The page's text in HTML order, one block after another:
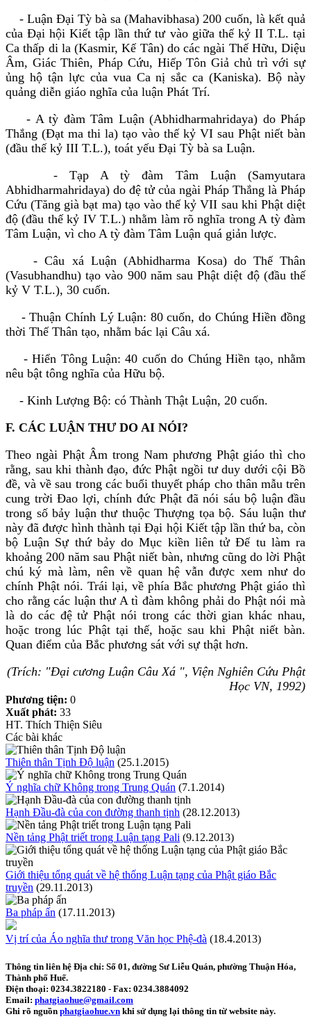
- Luận Ðại Tỳ bà sa (Mahavibhasa) 200 cuốn, là kết quả
của Ðại hội Kiết tập lần thứ tư vào giữa thế kỷ II T.L. tại
Ca thấp di la (Kasmir, Kế Tân) do các ngài Thế Hữu, Diệu
Âm, Giác Thiên, Pháp Cứu, Hiếp Tôn Giả chủ trì với sự
ủng hộ tận lực của vua Ca nị sắc ca (Kaniska). Bộ này
quảng diễn giáo nghĩa của luận Phát Trí.
- A tỳ đàm Tâm Luận (Abhidharmahridaya) do Pháp
Thắng (Ðạt ma thi la) tạo vào thế kỷ VI sau Phật niết bàn
(đầu thế kỷ III T.L.), toát yếu Ðại Tỳ bà sa Luận.
- Tạp A tỳ đàm Tâm Luận (Samyutara
Abhidharmahridaya) do đệ tử của ngài Pháp Thắng là Pháp
Cứu (Tăng già bạt ma) tạo vào thế kỷ VII sau khi Phật diệt
độ (đầu thế kỷ IV T.L.) nhằm làm rõ nghĩa trong A tỳ đàm
Tâm Luận, vì cho A tỳ đàm Tâm Luận quá giản lược.
- Câu xá Luận (Abhidharma Kosa) do Thế Thân
(Vasubhandhu) tạo vào 900 năm sau Phật diệt độ (đầu thế
kỷ V T.L.), 30 cuốn.
- Thuận Chính Lý Luận: 80 cuốn, do Chúng Hiền đồng
thời Thế Thân tạo, nhằm bác lại Câu xá.
- Hiển Tông Luận: 40 cuốn do Chúng Hiền tạo, nhằm
nêu bật tông nghĩa của Hữu bộ.
- Kinh Lượng Bộ: có Thành Thật Luận, 20 cuốn.
F. CÁC LUẬN THƯ DO AI NÓI?
Theo ngài Phật Âm trong Nam phương Phật giáo thì cho
rằng, sau khi thành đạo, đức Phật ngồi tư duy dưới cội Bồ
đề, và về sau trong các buổi thuyết pháp cho thân mẫu trên
cung trời Ðao lợi, chính đức Phật đã nói sáu bộ luận đầu
trong số bảy luận thư thuộc Thượng tọa bộ. Sáu luận thư
này đã được hình thành tại Ðại hội Kiết tập lần thứ ba, còn
bộ Luận Sự thứ bảy do Mục kiền liên tử Ðế tu làm ra
khoảng 200 năm sau Phật niết bàn, nhưng cũng do lời Phật
chú ký mà làm, nên về quan hệ vẫn được xem như do
chính Phật nói. Trái lại, về phía Bắc phương Phật giáo thì
cho rằng các luận thư A tì đàm không phải do Phật nói mà
là do các đệ tử Phật nói trong các thời gian khác nhau,
hoặc trong lúc Phật tại thế, hoặc sau khi Phật niết bàn.
Quan điểm của Bắc phương sát với sự thật hơn.
(Trích: "Ðại cương Luận Câu Xá ", Viện Nghiên Cứu Phật
Học VN, 1992)
Phương tiện: 0
Xuất phát: 33
HT. Thích Thiện Siêu
Các bài khác
Thiên thân Tịnh Độ luận (25.1.2015)
Ý nghĩa chữ Không trong Trung Quán (7.1.2014)
Hạnh Ðầu-đà của con đường thanh tịnh (28.12.2013)
Nền tảng Phật triết trong Luận tạng Pali (9.12.2013)
Giới thiệu tổng quát về hệ thống Luận tạng của Phật giáo Bắc
truyền (29.11.2013)
Ba pháp ấn (17.11.2013)
Vị trí của Áo nghĩa thư trong Văn học Phệ-đà (18.4.2013)
Thông tin liên hệ Địa chỉ: Số 01, đường Sư Liễu Quán, phường Thuận Hóa,
Thành phố Huế.
Điện thoại: 0234.3822180 - Fax: 0234.3884092
Email: phatgiaohue@gmail.com
Ghi rõ nguồn phatgiaohue.vn khi sử dụng lại thông tin từ website này.